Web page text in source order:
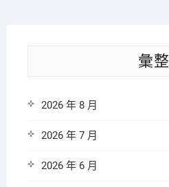
彙整
2026 年 8 月
2026 年 7 月
2026 年 6 月